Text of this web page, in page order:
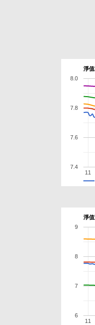
淨
11
7.4
7.6
7.8
8.0
淨
11
6
7
8
9